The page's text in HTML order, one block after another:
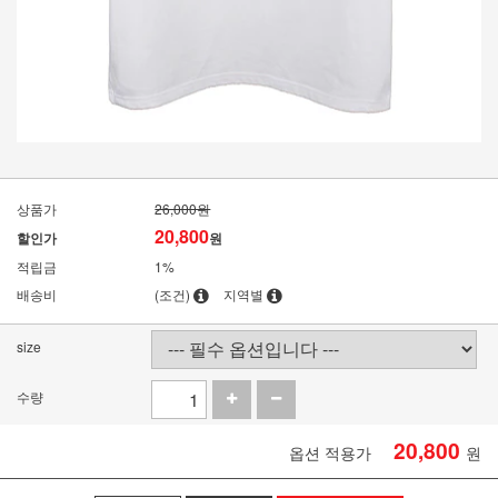
상품가 26,000원
할인가 20,800원
적립금
1%
배송비
(조건) 지역별
size
수량
옵션 적용가 20,800 원